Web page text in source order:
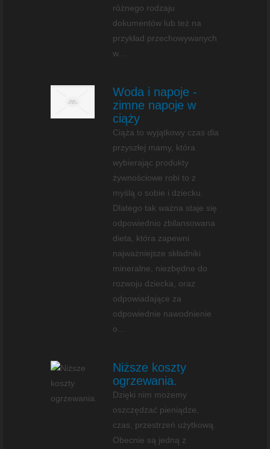
różnego rodzaju
dokumentów lub też na
przykład przechowywanych
w...
Woda i napoje -
zimne napoje w
ciąży
Ciąża to wyjątkowy czas dla
przyszłej mamy, która
wybierając produkty
żywnościowe robi to z
myślą o sobie i dziecku.
Dlatego tak ważna staje się
odpowiednio zbilansowana
dieta, która zapewni
najważniejsze składniki
mineralne, niezbędne do
rozwoju dziecka, oraz
odpowiadające za
odpowiednie nawodnienie
o...
Niższe koszty
ogrzewania.
Dzięki nim możemy
oszczędzać pieniądze,
czas, przestrzeń użytkową.
Obecnie są jedną z